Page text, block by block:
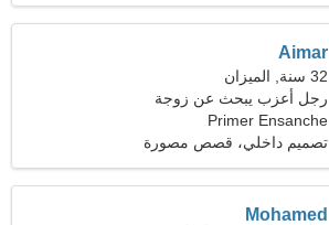
Aimar
32 سنة, الميزان
رجل أعزب يبحث عن زوجة
21-30
Primer Ensanche
تصميم داخلي، قصص مصورة
يابانية
Mohamed